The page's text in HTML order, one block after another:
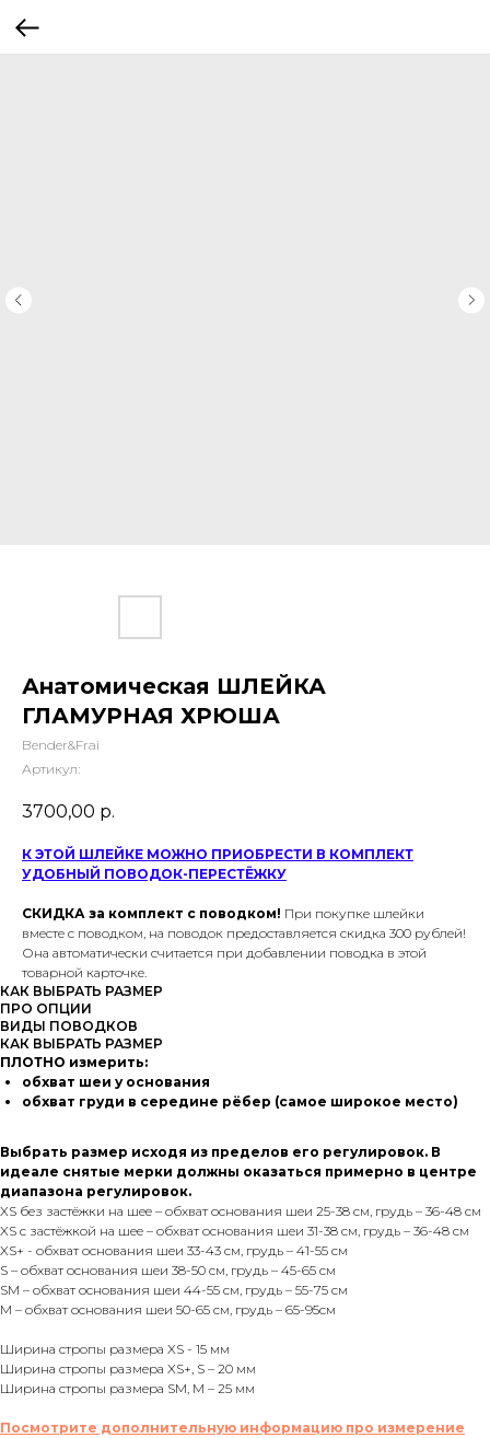
Анатомическая ШЛЕЙКА
ГЛАМУРНАЯ ХРЮША
Bender&Frai
Артикул:
3700,00 р.
К ЭТОЙ ШЛЕЙКЕ МОЖНО ПРИОБРЕСТИ В КОМПЛЕКТ
УДОБНЫЙ ПОВОДОК-ПЕРЕСТЁЖКУ
СКИДКА за комплект с поводком! При покупке шлейки
вместе с поводком, на поводок предоставляется скидка 300 рублей!
Она автоматически считается при добавлении поводка в этой
товарной карточке.
КАК ВЫБРАТЬ РАЗМЕР
ПРО ОПЦИИ
ВИДЫ ПОВОДКОВ
КАК ВЫБРАТЬ РАЗМЕР
ПЛОТНО измерить:
обхват шеи у основания
обхват груди в середине рёбер (самое широкое место)
Выбрать размер исходя из пределов его регулировок. В
идеале снятые мерки должны оказаться примерно в центре
диапазона регулировок.
XS без застёжки на шее – обхват основания шеи 25-38 см, грудь – 36-48 см
XS с застёжкой на шее – обхват основания шеи 31-38 см, грудь – 36-48 см
XS+ - обхват основания шеи 33-43 см, грудь – 41-55 см
S – обхват основания шеи 38-50 см, грудь – 45-65 см
SM – обхват основания шеи 44-55 см, грудь – 55-75 см
M – обхват основания шеи 50-65 см, грудь – 65-95см
Ширина стропы размера XS - 15 мм
Ширина стропы размера XS+, S – 20 мм
Ширина стропы размера SM, М – 25 мм
Посмотрите дополнительную информацию про измерение